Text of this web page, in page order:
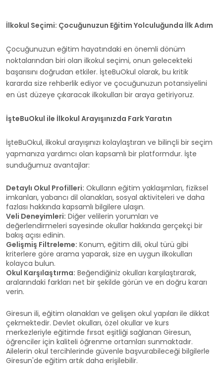
İlkokul Seçimi: Çocuğunuzun Eğitim Yolculuğunda İlk Adım
Çocuğunuzun eğitim hayatındaki en önemli dönüm
noktalarından biri olan ilkokul seçimi, onun gelecekteki
başarısını doğrudan etkiler. İşteBuOkul olarak, bu kritik
kararda size rehberlik ediyor ve çocuğunuzun potansiyelini
en üst düzeye çıkaracak ilkokulları bir araya getiriyoruz.
İşteBuOkul ile İlkokul Arayışınızda Fark Yaratın
İşteBuOkul, ilkokul arayışınızı kolaylaştıran ve bilinçli bir seçim
yapmanıza yardımcı olan kapsamlı bir platformdur. İşte
sunduğumuz avantajlar:
Detaylı Okul Profilleri: Okulların eğitim yaklaşımları, fiziksel
imkanları, yabancı dil olanakları, sosyal aktiviteleri ve daha
fazlası hakkında kapsamlı bilgilere ulaşın.
Veli Deneyimleri: Diğer velilerin yorumları ve
değerlendirmeleri sayesinde okullar hakkında gerçekçi bir
bakış açısı edinin.
Gelişmiş Filtreleme: Konum, eğitim dili, okul türü gibi
kriterlere göre arama yaparak, size en uygun ilkokulları
kolayca bulun.
Okul Karşılaştırma: Beğendiğiniz okulları karşılaştırarak,
aralarındaki farkları net bir şekilde görün ve en doğru kararı
verin.
Giresun ili, eğitim olanakları ve gelişen okul yapıları ile dikkat
çekmektedir. Devlet okulları, özel okullar ve kurs
merkezleriyle eğitimde fırsat eşitliği sağlanan Giresun,
öğrenciler için kaliteli öğrenme ortamları sunmaktadır.
Ailelerin okul tercihlerinde güvenle başvurabileceği bilgilerle
Giresun'de eğitim artık daha erişilebilir.